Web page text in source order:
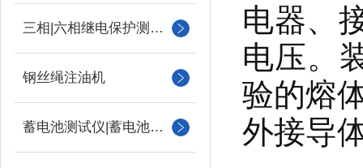
三相|六相继电保护测试仪
钢丝绳注油机
蓄电池测试仪|蓄电池充放电测试仪
电器、
电压。
验的熔
外接导